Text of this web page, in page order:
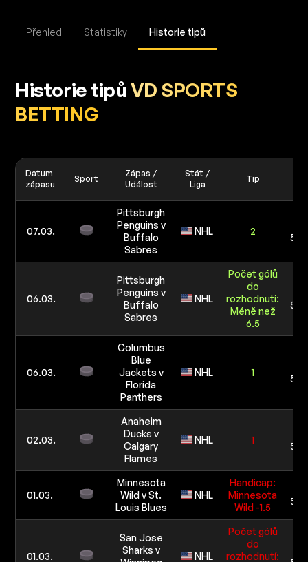
Přehled Statistiky Historie tipů
Historie tipů VD SPORTS
BETTING
Datum
zápasu
Sport
Zápas /
Událost
Stát /
Liga
Tip
07.03.
Pittsburgh
Penguins v
Buffalo
Sabres
NHL 2
5
06.03.
Pittsburgh
Penguins v
Buffalo
Sabres
NHL
Počet gólů
do
rozhodnutí:
Méně než
6.5
5
06.03.
Columbus
Blue
Jackets v
Florida
Panthers
NHL 1
5
02.03.
Anaheim
Ducks v
Calgary
Flames
NHL 1
5
01.03.
Minnesota
Wild v St.
Louis Blues
NHL
Handicap:
Minnesota
Wild -1.5
5
01.03.
San Jose
Sharks v
NHL
Počet gólů
do
rozhodnutí: